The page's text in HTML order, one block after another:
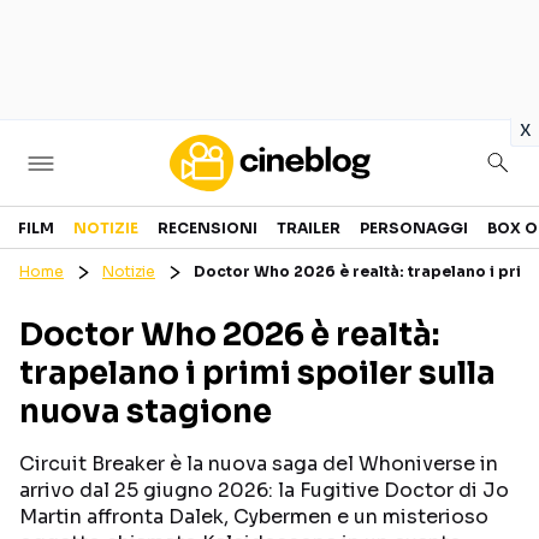
x
Cinema
GENERI
PERSONAGGI
CANALI STREAMING
Categorie
NOTIZIE
TRAILER
FILM NOTIZIE RECENSIONI TRAILER PERSONAGGI BOX
Home Notizie Doctor Who 2026 è realtà: trapelano i
Doctor Who 2026 è realtà:
trapelano i primi spoiler sulla
nuova stagione
Circuit Breaker è la nuova saga del Whoniverse in
arrivo dal 25 giugno 2026: la Fugitive Doctor di Jo
Martin affronta Dalek, Cybermen e un misterioso